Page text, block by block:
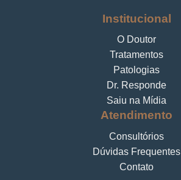
Institucional
O Doutor
Tratamentos
Patologias
Dr. Responde
Saiu na Mídia
Atendimento
Consultórios
Dúvidas Frequentes
Contato